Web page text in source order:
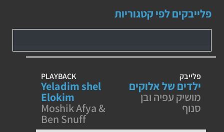
פלייבקים לפי קטגוריות
פלייבק
ילדים של אלוקים
מושיק עפיה ובן
סנוף
PLAYBACK
Yeladim shel
Elokim
Moshik Afya &
Ben Snuff